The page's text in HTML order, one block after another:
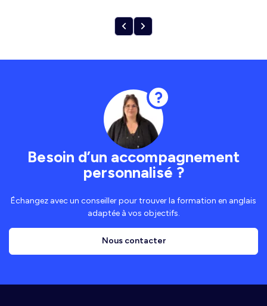
Besoin d’un accompagnement
personnalisé ?
Échangez avec un conseiller pour trouver la formation en anglais
adaptée à vos objectifs.
Nous contacter